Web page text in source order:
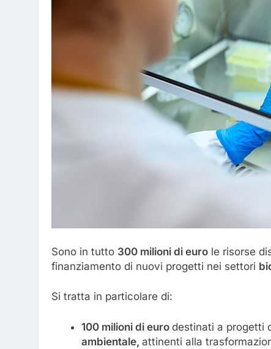
Sono in tutto 300 milioni di euro le risorse
finanziamento di nuovi progetti nei settori
Si tratta in particolare di:
100 milioni di euro destinati a progetti
ambientale, attinenti alla